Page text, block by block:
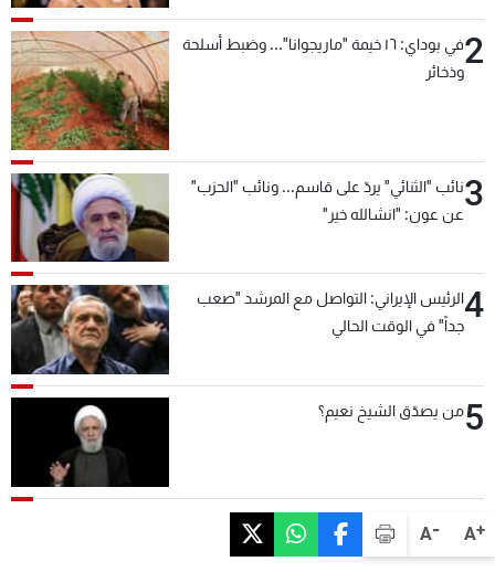
A+
A-
2
في بوداي: ١٦ خيمة "ماريجوانا"... وضبط أسلحة
وذخائر
3نائب "الثنائي" يردّ على قاسم... ونائب "الحزب"
عن عون: "انشالله خير"
4الرئيس الإيراني: التواصل مع المرشد "صعب
جداً" في الوقت الحالي
5من يصدّق الشيخ نعيم؟